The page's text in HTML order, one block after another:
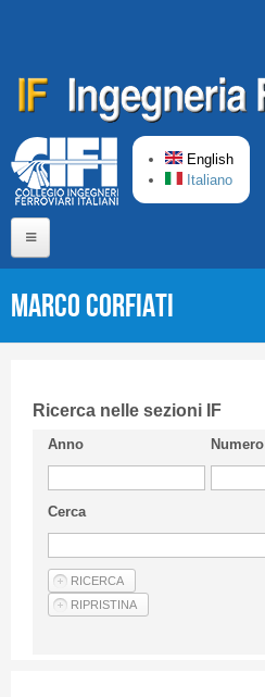
English
Italiano
Short presentation CIFI
Guideline
Privacy & Policy
Articles
Marco CORFIATI
Ricerca nelle sezioni IF
Anno Numero
Cerca